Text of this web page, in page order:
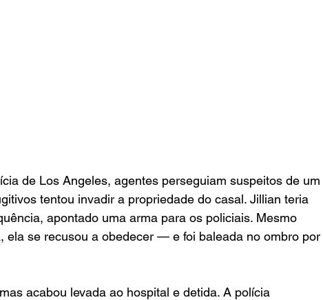
de Los Angeles, agentes perseguiam suspeitos de um
tentou invadir a propriedade do casal. Jillian teria
apontado uma arma para os policiais. Mesmo
ela se recusou a obedecer — e foi baleada no ombro por
acabou levada ao hospital e detida. A polícia